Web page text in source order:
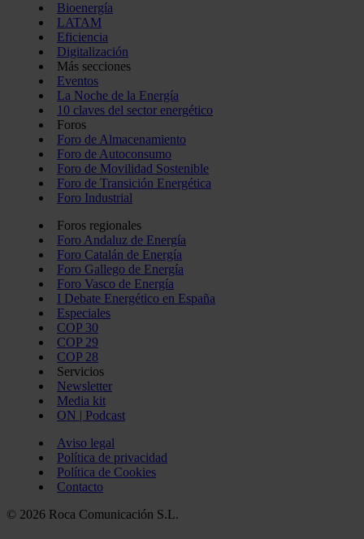
Bioenergía
LATAM
Eficiencia
Digitalización
Más secciones
Eventos
La Noche de la Energía
10 claves del sector energético
Foros
Foro de Almacenamiento
Foro de Autoconsumo
Foro de Movilidad Sostenible
Foro de Transición Energética
Foro Industrial
Foros regionales
Foro Andaluz de Energía
Foro Catalán de Energía
Foro Gallego de Energía
Foro Vasco de Energía
I Debate Energético en España
Especiales
COP 30
COP 29
COP 28
Servicios
Newsletter
Media kit
ON | Podcast
Aviso legal
Política de privacidad
Política de Cookies
Contacto
© 2026 Roca Comunicación S.L.